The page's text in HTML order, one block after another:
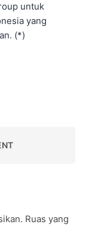
untuk
yang
(*)
Ruas yang